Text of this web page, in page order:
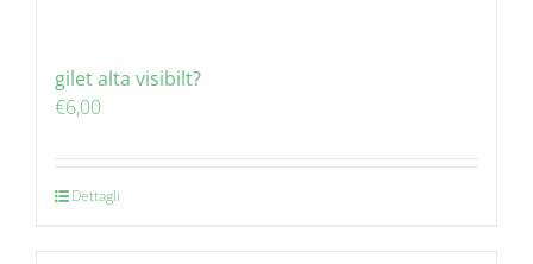
gilet alta visibilt?
€6,00
Dettagli